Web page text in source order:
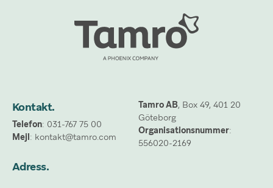
Kontakt.
Telefon: 031-767 75 00
Mejl : kontakt@tamro.com
Adress.
Tamro AB, Box 49, 401 20
Göteborg
Organisationsnummer:
556020-2169